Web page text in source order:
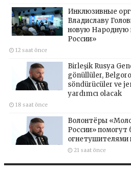
Инклюзивные
Владиславу
новую Народную
России»
12 saat önce
Birleşik Rusya
gönüllüler,
söndürücüler ve
yardımcı olacak
18 saat önce
Волонтёры
России» помогут
огнетушителями
21 saat önce